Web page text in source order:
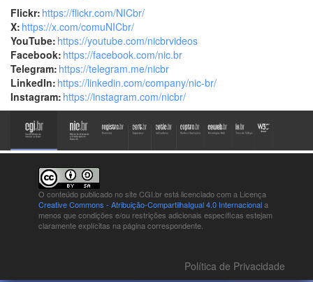
Flickr: https://flickr.com/NICbr/
X: https://x.com/comuNICbr/
YouTube: https://youtube.com/nicbrvideos
Facebook: https://facebook.com/nic.br
Telegram: https://telegram.me/nicbr
LinkedIn: https://linkedin.com/company/nic-br/
Instagram: https://instagram.com/nicbr/
O conteúdo publicado no site CGI.br está licenciado com a Licença
Creative Commons - Atribuição-CompartilhaIgual 4.0 Internacionala
menos que condições e/ou restrições adicionais específicas estejam
claramente explícitas na página correspondente.
Política de Privacidade